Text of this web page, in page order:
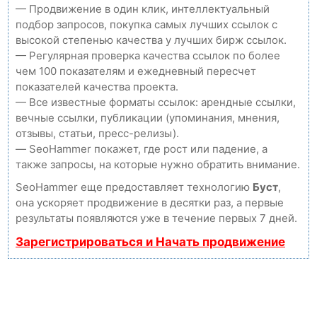
— Продвижение в один клик, интеллектуальный
подбор запросов, покупка самых лучших ссылок с
высокой степенью качества у лучших бирж ссылок.
— Регулярная проверка качества ссылок по более
чем 100 показателям и ежедневный пересчет
показателей качества проекта.
— Все известные форматы ссылок: арендные ссылки,
вечные ссылки, публикации (упоминания, мнения,
отзывы, статьи, пресс-релизы).
— SeoHammer покажет, где рост или падение, а
также запросы, на которые нужно обратить внимание.
SeoHammer еще предоставляет технологию Буст,
она ускоряет продвижение в десятки раз, а первые
результаты появляются уже в течение первых 7 дней.
Зарегистрироваться и Начать продвижение